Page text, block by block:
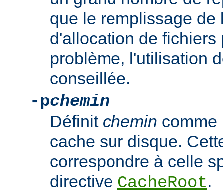
que le remplissage de
d'allocation de fichiers
problème, l'utilisation
conseillée.
-pchemin
Définit chemin comme
cache sur disque.
correspondre à celle
directive CacheRoot.